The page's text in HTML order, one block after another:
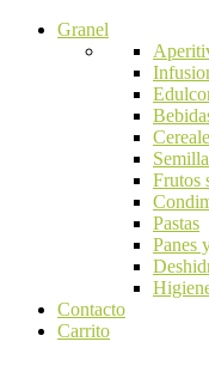
Granel
Frutos
Pastas
Panes
Contacto
Carrito